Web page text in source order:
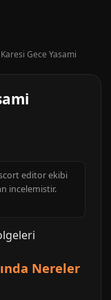
Gece Yasami
editor ekibi
incelemistir.
Nereler